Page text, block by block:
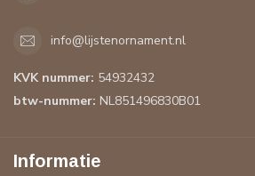
info@lijstenornament.nl
KVK nummer: 54932432
btw-nummer: NL851496830B01
Informatie